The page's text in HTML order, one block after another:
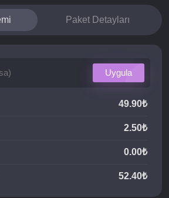
Paket Detayları
Uygula
49.90₺
2.50₺
0.00₺
52.40₺